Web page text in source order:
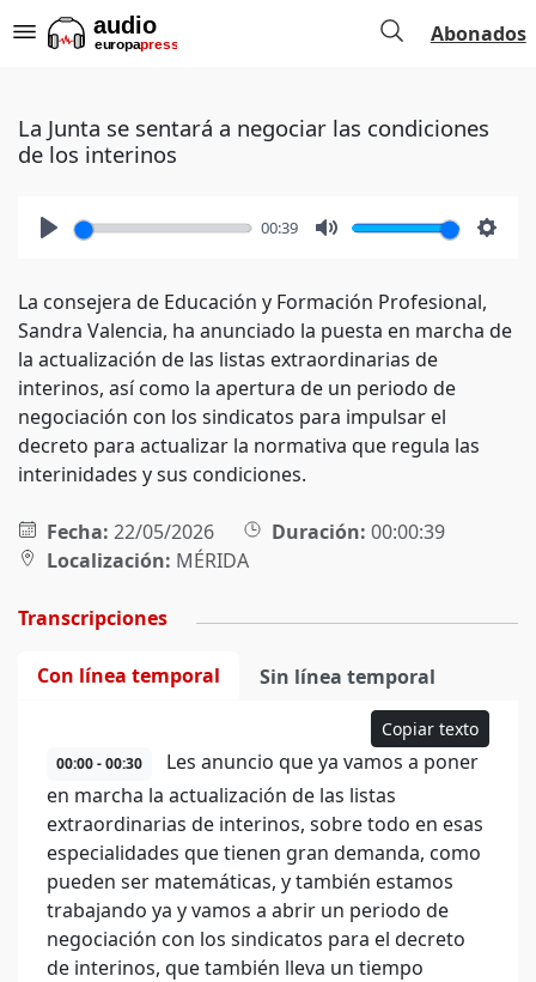
Abonados
La Junta se sentará a negociar las condiciones
de los interinos
00:39
La consejera de Educación y Formación Profesional,
Sandra Valencia, ha anunciado la puesta en marcha de
la actualización de las listas extraordinarias de
interinos, así como la apertura de un periodo de
negociación con los sindicatos para impulsar el
decreto para actualizar la normativa que regula las
interinidades y sus condiciones.
Fecha: 22/05/2026 Duración: 00:00:39
Localización: MÉRIDA
Transcripciones
Con línea temporal Sin línea temporal
Copiar texto
00:00 - 00:30
Les anuncio que ya vamos a poner
en marcha la actualización de las listas
extraordinarias de interinos, sobre todo en esas
especialidades que tienen gran demanda, como
pueden ser matemáticas, y también estamos
trabajando ya y vamos a abrir un periodo de
negociación con los sindicatos para el decreto
de interinos, que también lleva un tiempo